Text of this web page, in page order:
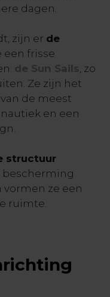
dagen.
zijn er de
een frisse
de Sun Sails , zo
Ze zijn het
de meest
en een
structuur
bescherming
ze een
ruimte.